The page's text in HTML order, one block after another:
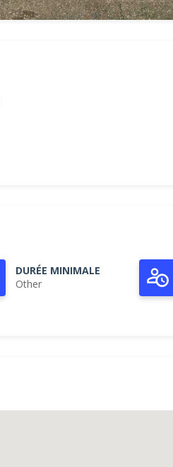
DURÉE MINIMALE
Other